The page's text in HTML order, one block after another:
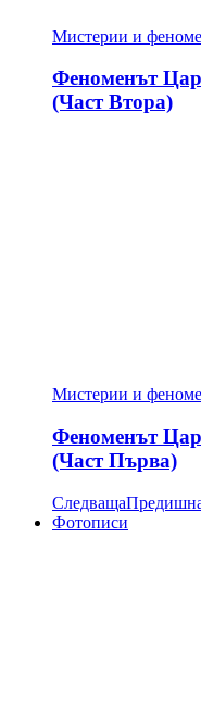
Мистерии и
Феноменът
(Част Втора)
Мистерии и
Феноменът
(Част Първа)
Следваща
Фотописи